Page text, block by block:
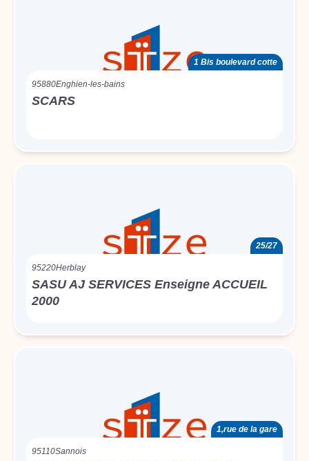
1 Bis boulevard cotte
95880Enghien-les-bains
SCARS
25/27
95220Herblay
SASU AJ SERVICES Enseigne ACCUEIL
2000
1,rue de la gare
95110Sannois